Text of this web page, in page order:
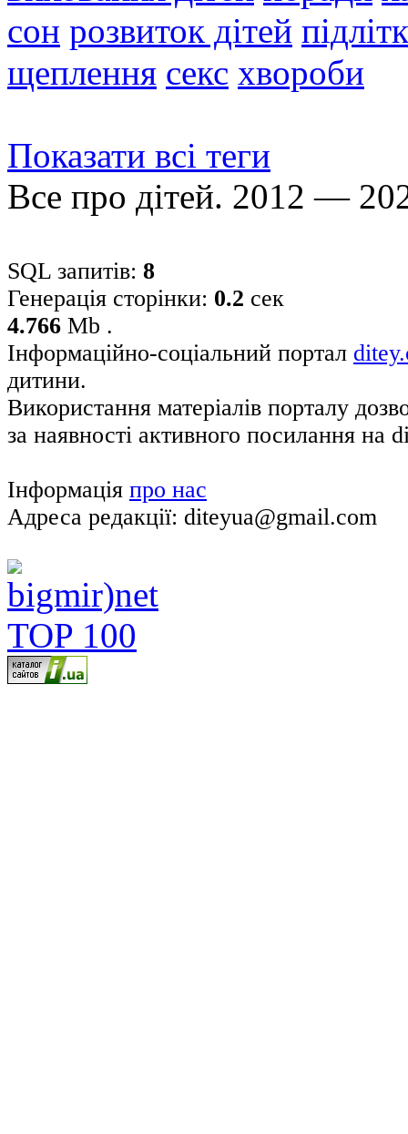
сон розвиток дітей
щеплення секс хвороби
Показати всі теги
Все про дітей. 2012 —
SQL запитів: 8
Генерація сторінки: 0.2 сек
4.766 Mb .
Інформаційно-соціальний портал
дитини.
Використання матеріалів порталу
за наявності активного посилання на
Інформація про нас
Адреса редакції: diteyua@gmail.com